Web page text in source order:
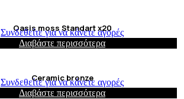
Oasis moss Standart x20
Συνδεθείτε για να κάνετε αγορές
Διαβάστε περισσότερα
Ceramic bronze
Συνδεθείτε για να κάνετε αγορές
Διαβάστε περισσότερα